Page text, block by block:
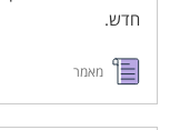
חדש.
מאמר